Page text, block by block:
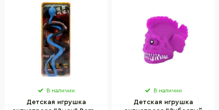
В наличии
Детская игрушка
В наличии
Детская игрушка